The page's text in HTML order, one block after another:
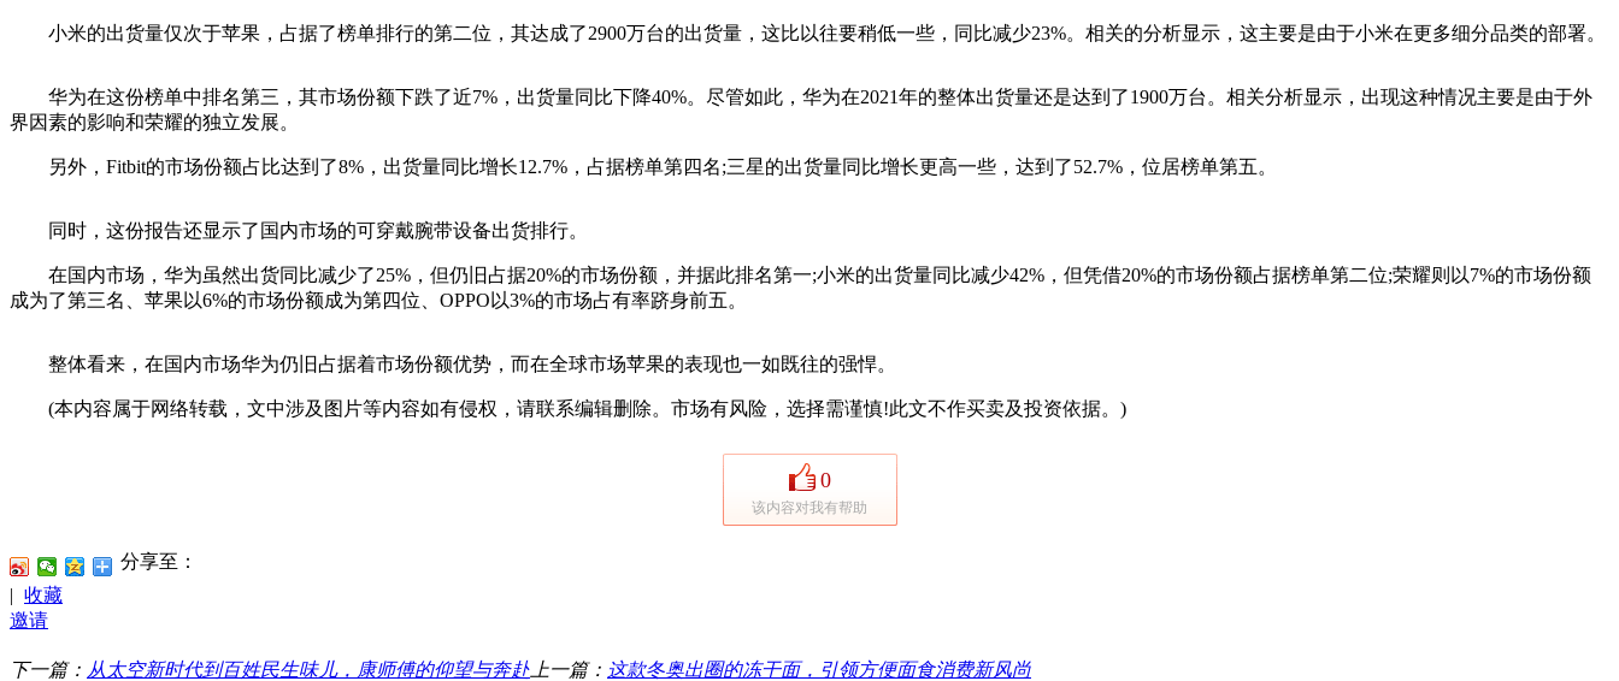
小米的出货量仅次于苹果，占据了榜单排行的第二位，其达成了2900万台的出货量，这比以往要稍低一些，同比减少23%。相关的分析显示，这主要是由于小米在更多细分品类的部署。
华为在这份榜单中排名第三，其市场份额下跌了近7%，出货量同比下降40%。尽管如此，华为在2021年的整体出货量还是达到了1900万台。相关分析显示，出现这种情况主要是由于外
界因素的影响和荣耀的独立发展。
另外，Fitbit的市场份额占比达到了8%，出货量同比增长12.7%，占据榜单第四名;三星的出货量同比增长更高一些，达到了52.7%，位居榜单第五。
同时，这份报告还显示了国内市场的可穿戴腕带设备出货排行。
在国内市场，华为虽然出货同比减少了25%，但仍旧占据20%的市场份额，并据此排名第一;小米的出货量同比减少42%，但凭借20%的市场份额占据榜单第二位;荣耀则以7%的市场份额
成为了第三名、苹果以6%的市场份额成为第四位、OPPO以3%的市场占有率跻身前五。
整体看来，在国内市场华为仍旧占据着市场份额优势，而在全球市场苹果的表现也一如既往的强悍。
(本内容属于网络转载，文中涉及图片等内容如有侵权，请联系编辑删除。市场有风险，选择需谨慎!此文不作买卖及投资依据。)
0
该内容对我有帮助
分享至：
| 收藏
邀请
下一篇： 从太空新时代到百姓民生味儿，康师傅的仰望与奔赴 上一篇： 这款冬奥出圈的冻干面，引领方便面食消费新风尚